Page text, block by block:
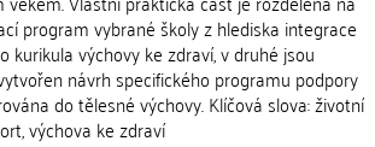
program vybrané školy z hlediska integrace
kurikula výchovy ke zdraví, v druhé jsou
návrh specifického programu podpory
do tělesné výchovy. Klíčová slova: životní
výchova ke zdraví